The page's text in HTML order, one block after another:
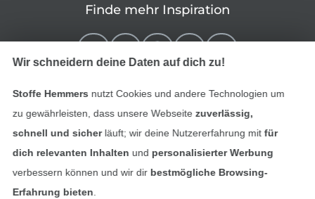
Finde mehr Inspiration
Wir schneidern deine Daten auf dich zu!
Stoffe Hemmers nutzt Cookies und andere Technologien um
zu gewährleisten, dass unsere Webseite zuverlässig,
schnell und sicherläuft; wir deine Nutzererfahrung mitfür
dich relevanten Inhalten und personalisierter Werbung
verbessern können und wir dir bestmögliche Browsing-
Erfahrung bieten